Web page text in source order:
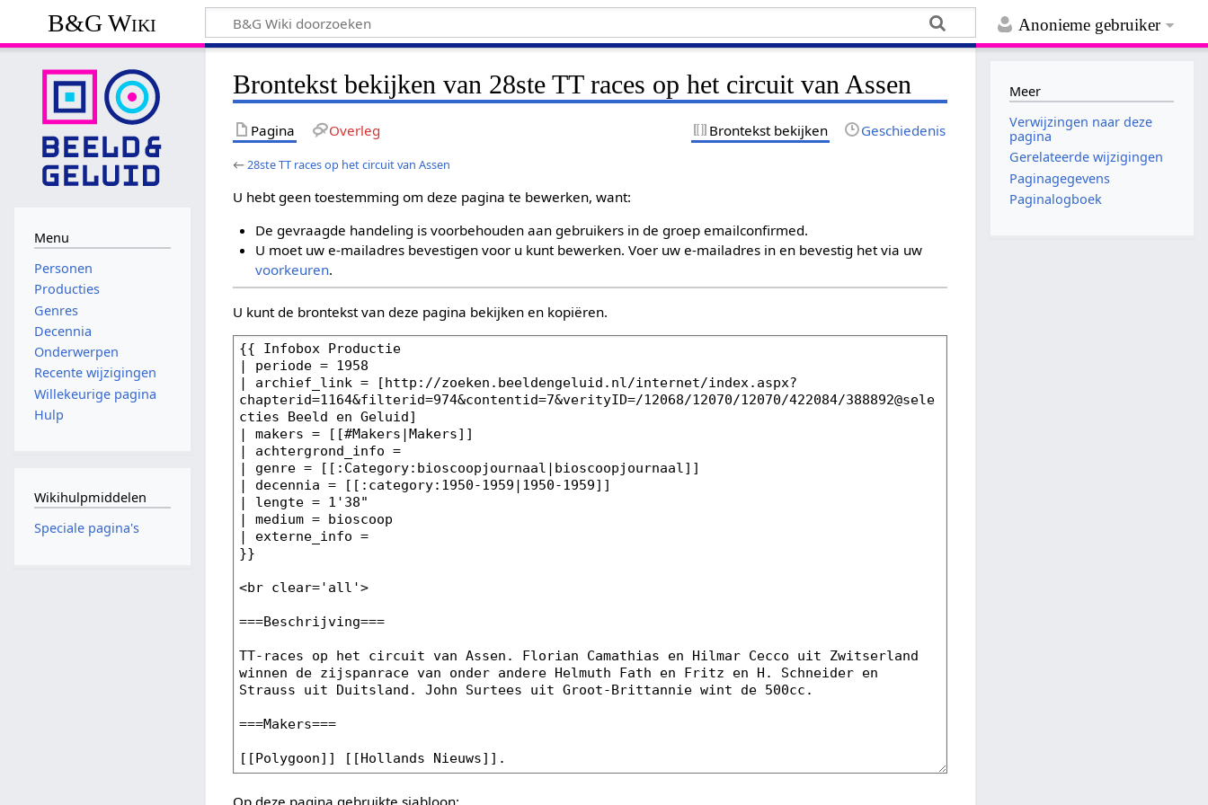
Anonieme gebruiker
B&G Wiki
Brontekst bekijken van 28ste TT races op het circuit van Assen
Pagina Overleg Brontekst bekijken Geschiedenis
←28ste TT races op het circuit van Assen
U hebt geen toestemming om deze pagina te bewerken, want:
De gevraagde handeling is voorbehouden aan gebruikers in de groep emailconfirmed.
U moet uw e-mailadres bevestigen voor u kunt bewerken. Voer uw e-mailadres in en bevestig het via uw
voorkeuren.
U kunt de brontekst van deze pagina bekijken en kopiëren.
Op deze pagina gebruikte sjabloon:
Menu
Personen
Producties
Genres
Decennia
Onderwerpen
Recente wijzigingen
Willekeurige pagina
Hulp
Wikihulpmiddelen
Speciale pagina's
Meer
Verwijzingen naar deze
pagina
Gerelateerde wijzigingen
Paginagegevens
Paginalogboek